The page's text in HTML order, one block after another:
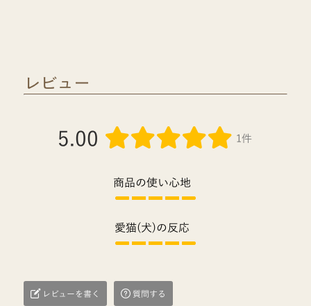
レビュー
5.00 1件
商品の使い心地
愛猫(犬)の反応
レビューを書く 質問する